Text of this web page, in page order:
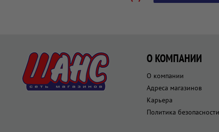
О КОМПАНИИ
О компании
Адреса магазинов
Карьера
Политика безопасности